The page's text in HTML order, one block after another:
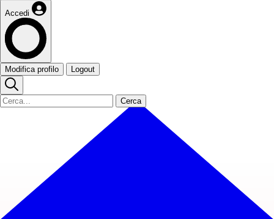
Accedi
Modifica profilo Logout
Cerca